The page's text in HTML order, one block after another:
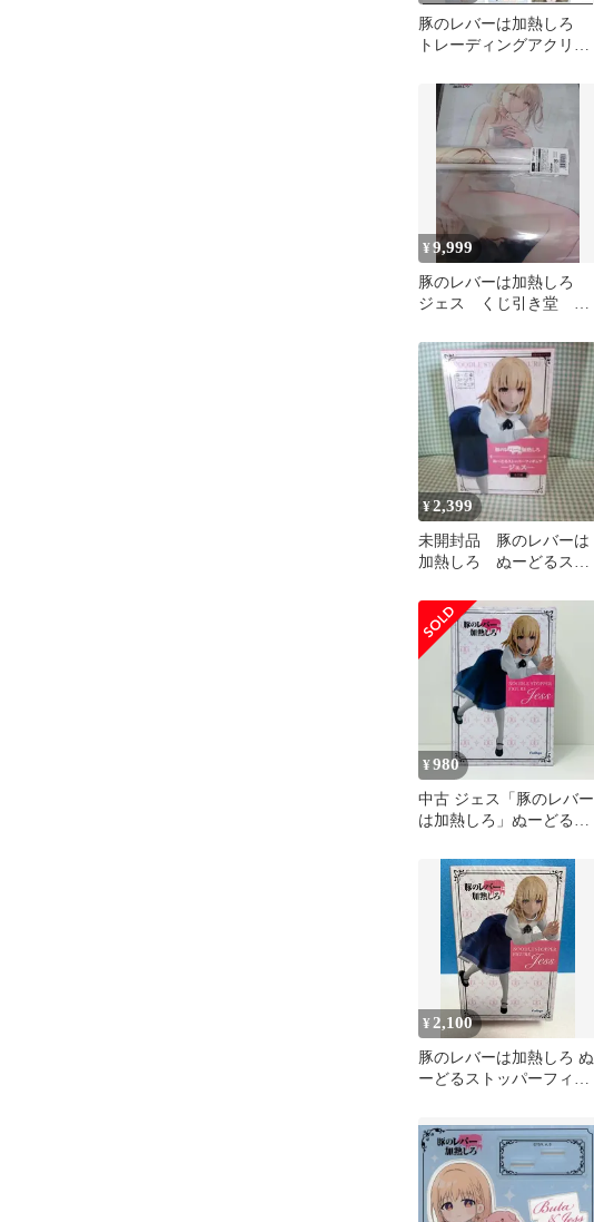
豚のレバーは加熱しろ
トレーディングアクリル
¥9,999
豚のレバーは加熱しろ
ジェス くじ引き堂 豚
¥2,399
未開封品 豚のレバーは
加熱しろ ぬーどるスト
ス
¥980
中古 ジェス「豚のレバー
は加熱しろ」ぬーどるス
¥ 2,100
豚のレバーは加熱しろ ぬ
ーどるストッパーフィギ